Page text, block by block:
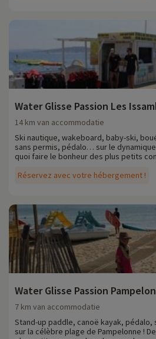
Water Glisse Passion Les
Réservez avec votre hébergement !
14 km van accommodatie
Ski nautique, wakeboard, baby-ski,
sans permis, pédalo… sur le
quoi faire le bonheur des plus petits
Water Glisse Passion
7 km van accommodatie
Stand-up paddle, canoë kayak,
sur la célèbre plage de Pampelonne !